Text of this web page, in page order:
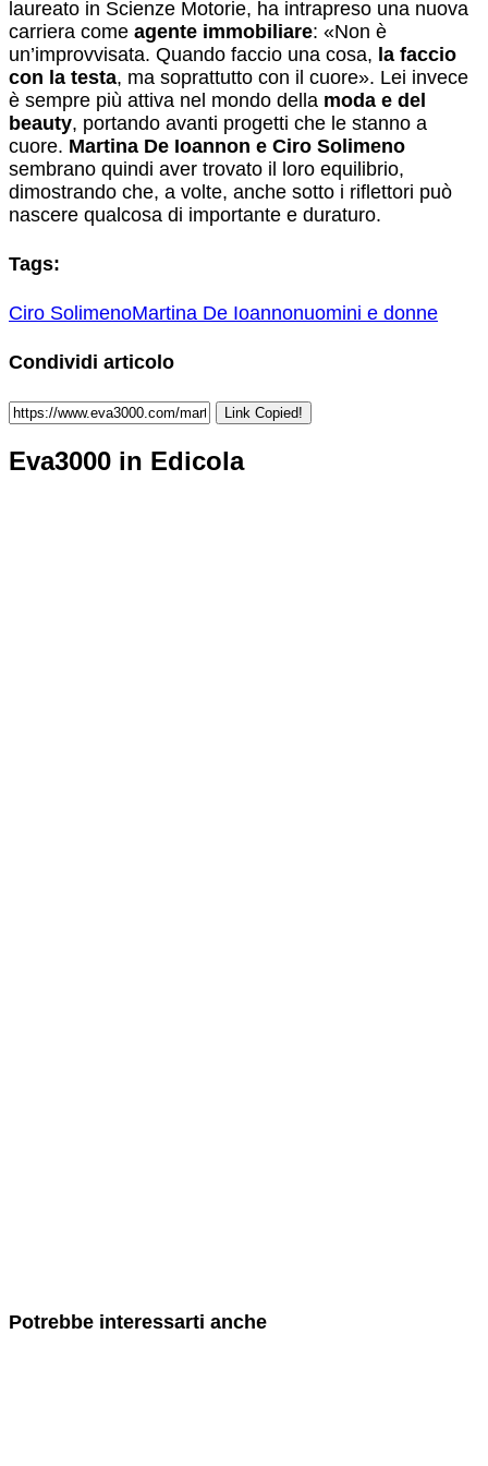
laureato in Scienze Motorie, ha intrapreso una nuova
carriera come agente immobiliare: «Non è
un’improvvisata. Quando faccio una cosa, la faccio
con la testa, ma soprattutto con il cuore». Lei invece
è sempre più attiva nel mondo della moda e del
beauty, portando avanti progetti che le stanno a
cuore. Martina De Ioannon e Ciro Solimeno
sembrano quindi aver trovato il loro equilibrio,
dimostrando che, a volte, anche sotto i riflettori può
nascere qualcosa di importante e duraturo.
Tags:
Ciro SolimenoMartina De Ioannonuomini e donne
Condividi articolo
Link Copied!
Eva3000 in Edicola
Potrebbe interessarti anche